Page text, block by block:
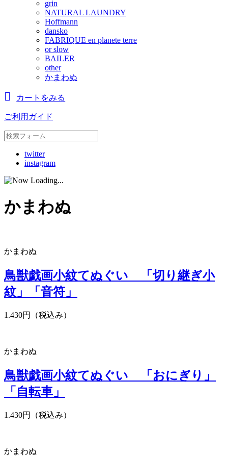
grin
NATURAL LAUNDRY
Hoffmann
dansko
FABRIQUE en planete terre
or slow
BAILER
other
かまわぬ
カートをみる
ご利用ガイド
twitter
instagram
かまわぬ
かまわぬ
鳥獣戯画小紋てぬぐい 「切り継ぎ小
紋」「音符」
1.430円（税込み）
かまわぬ
鳥獣戯画小紋てぬぐい 「おにぎり」
「自転車」
1.430円（税込み）
かまわぬ